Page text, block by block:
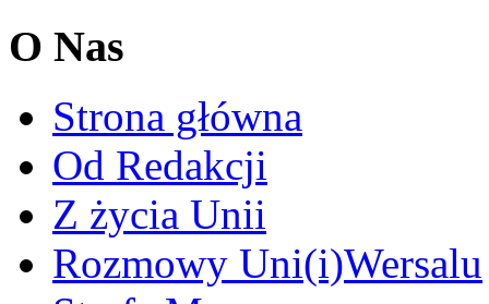
O Nas
Strona główna
Od Redakcji
Z życia Unii
Rozmowy Uni(i)Wersalu